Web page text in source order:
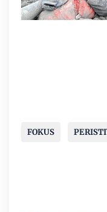
FOKUS